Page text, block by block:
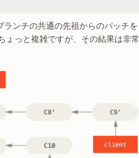
ランチの共通の先祖からのパッチを
ょっと複雑ですが、その結果は非常